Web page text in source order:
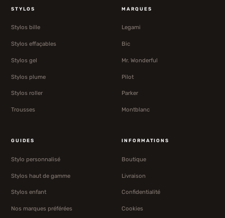
STYLOS
Stylos bille
Stylos effaçables
Stylos gel
Stylos plume
Stylos roller
Trousses
MARQUES
Legami
Bic
Mr. Wonderful
Pilot
Parker
Montblanc
GUIDES
Stylo personnalisé
Stylos haut de gamme
Stylos enfant
Nos marques préférées
INFORMATIONS
Boutique
Livraison
Confidentialité
Cookies